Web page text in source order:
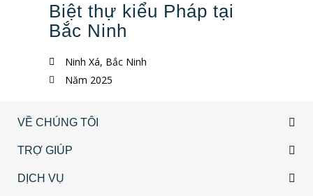
Biệt thự kiểu Pháp tại
Bắc Ninh
Ninh Xá, Bắc Ninh
Năm 2025
VỀ CHÚNG TÔI
TRỢ GIÚP
DỊCH VỤ